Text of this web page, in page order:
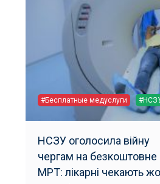
#Бесплатные медуслуги
НСЗУ оголосила війну
чергам на безкоштовне
МРТ: лікарні чекають